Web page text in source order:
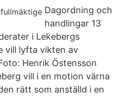
Dagordning och
handlingar 13
i Lekebergs
vill lyfta vikten av
Henrik Östensson
vill i en motion värna
rätt som anställd i en